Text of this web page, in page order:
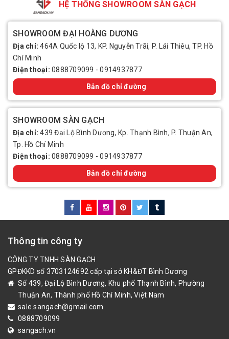
HỆ THỐNG SHOWROOM SÀN GẠCH
SHOWROOM ĐẠI HOÀNG DƯƠNG
Địa chỉ:464A Quốc lộ 13, KP. Nguyễn Trãi, P. Lái Thiêu, TP. Hồ
Chí Minh
Điện thoại: 0888709099 -0914937877
Bản đồ chỉ đường
SHOWROOM SÀN GẠCH
Địa chỉ:439 Đại Lộ Bình Dương, Kp. Thạnh Bình, P. Thuận An,
Tp. Hồ Chí Minh
Điện thoại: 0888709099 -0914937877
Bản đồ chỉ đường
Thông tin công ty
CÔNG TY TNHH SÀN GẠCH
GPĐKKD số 3703124692 cấp tại sở KH&ĐT Bình Dương
Số 439, Đại Lộ Bình Dương, Khu phố Thạnh Bình, Phường
Thuận An, Thành phố Hồ Chí Minh, Việt Nam
sale.sangach@gmail.com
0888709099
sangach.vn